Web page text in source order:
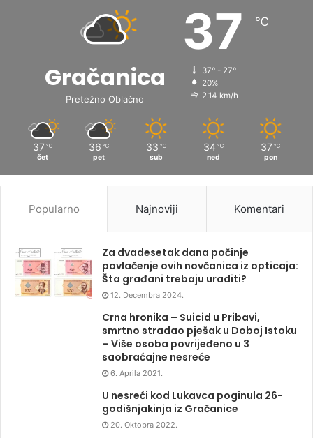
Gračanica
Pretežno Oblačno
37 ℃
37º - 27º
20%
2.14 km/h
37 ℃
čet
36 ℃
pet
33 ℃
sub
34 ℃
ned
37 ℃
pon
Popularno Najnoviji Komentari
Za dvadesetak dana počinje
povlačenje ovih novčanica iz opticaja:
Šta građani trebaju uraditi?
12. Decembra 2024.
Crna hronika – Suicid u Pribavi,
smrtno stradao pješak u Doboj Istoku
– Više osoba povrijeđeno u 3
saobraćajne nesreće
6. Aprila 2021.
U nesreći kod Lukavca poginula 26-
godišnjakinja iz Gračanice
20. Oktobra 2022.